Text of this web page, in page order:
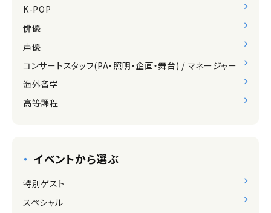
K-POP
俳優
声優
コンサートスタッフ(PA・照明・企画・舞台) / マネージャー
海外留学
高等課程
イベントから選ぶ
特別ゲスト
スペシャル